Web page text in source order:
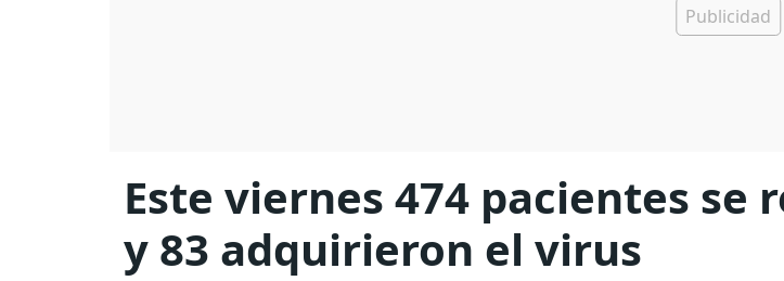
Este viernes 474 pacientes se
y 83 adquirieron el virus